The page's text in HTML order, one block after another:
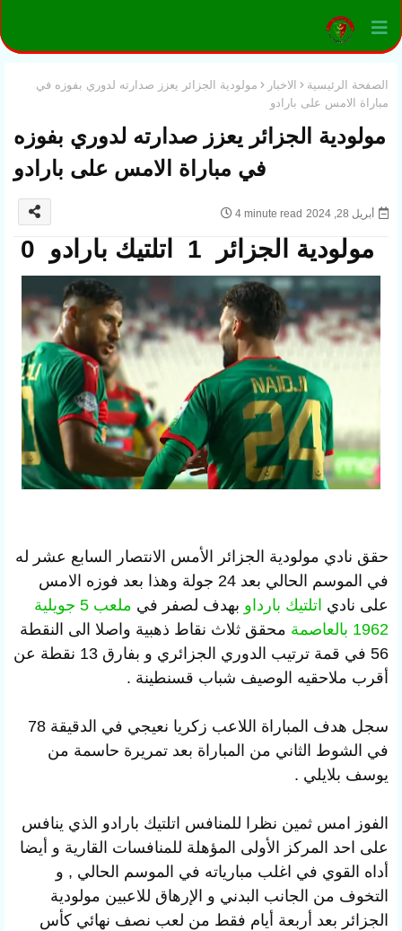
الصفحة الرئيسية الاخبار
مولودية الجزائر يعزز صدارته لدوري بفوزه في
مباراة الامس على بارادو
مولودية الجزائر يعزز صدارته لدوري بفوزه
في مباراة الامس على بارادو
أبريل 28, 2024 4 minute read
مولودية الجزائر 1 اتلتيك بارادو 0
حقق نادي مولودية الجزائر الأمس الانتصار السابع عشر له
في الموسم الحالي بعد 24 جولة وهذا بعد فوزه الامس
على نادي اتلتيك بارداو بهدف لصفر في
ملعب 5 جويلية
1962 بالعاصمة
محقق ثلاث نقاط ذهبية واصلا الى النقطة
56 في قمة ترتيب الدوري الجزائري و بفارق 13 نقطة عن
أقرب ملاحقيه الوصيف شباب قسنطينة .
سجل هدف المباراة اللاعب زكريا نعيجي في الدقيقة 78
في الشوط الثاني من المباراة بعد تمريرة حاسمة من
يوسف بلايلي .
الفوز امس ثمين نظرا للمنافس اتلتيك بارادو الذي ينافس
على احد المركز الأولى المؤهلة للمنافسات القارية و أيضا
أداه القوي في اغلب مبارياته في الموسم الحالي , و
التخوف من الجانب البدني و الإرهاق للاعبين مولودية
الجزائر بعد أربعة أيام فقط من لعب نصف نهائي كأس